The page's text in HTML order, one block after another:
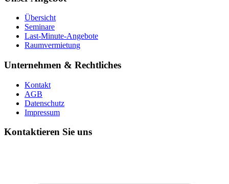
Übersicht
Seminare
Last-Minute-Angebote
Raumvermietung
Unternehmen & Rechtliches
Kontakt
AGB
Datenschutz
Impressum
Kontaktieren Sie uns